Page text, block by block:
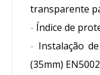
transparente
- Índice de
- Instalação
(35mm)